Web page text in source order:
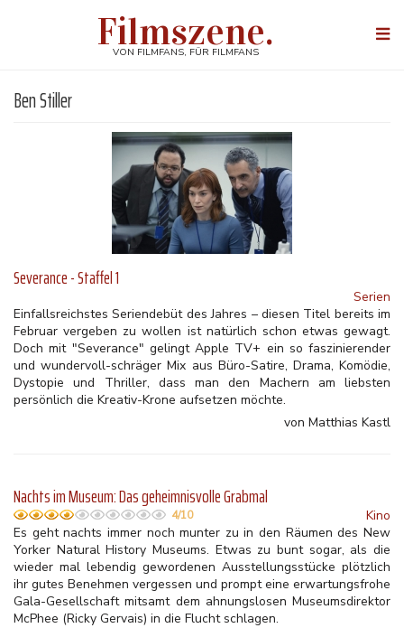
Filmszene.
VON FILMFANS, FÜR FILMFANS
Ben Stiller
Severance - Staffel 1
Serien
Einfallsreichstes Seriendebüt des Jahres – diesen Titel bereits im
Februar vergeben zu wollen ist natürlich schon etwas gewagt.
Doch mit "Severance" gelingt Apple TV+ ein so faszinierender
und wundervoll-schräger Mix aus Büro-Satire, Drama, Komödie,
Dystopie und Thriller, dass man den Machern am liebsten
persönlich die Kreativ-Krone aufsetzen möchte.
von Matthias Kastl
Nachts im Museum: Das geheimnisvolle Grabmal
4/10
Kino
Es geht nachts immer noch munter zu in den Räumen des New
Yorker Natural History Museums. Etwas zu bunt sogar, als die
wieder mal lebendig gewordenen Ausstellungsstücke plötzlich
ihr gutes Benehmen vergessen und prompt eine erwartungsfrohe
Gala-Gesellschaft mitsamt dem ahnungslosen Museumsdirektor
McPhee (Ricky Gervais) in die Flucht schlagen.